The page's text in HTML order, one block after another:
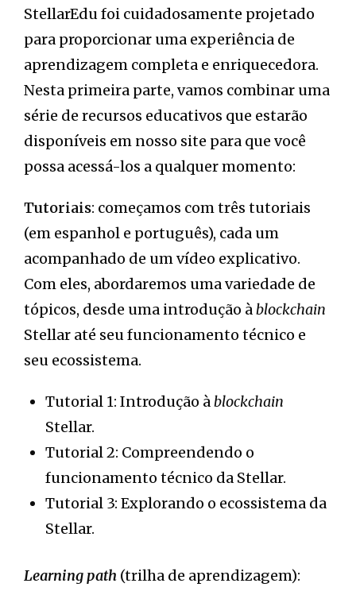
StellarEdu foi cuidadosamente projetado
para proporcionar uma experiência de
aprendizagem completa e enriquecedora.
Nesta primeira parte, vamos combinar uma
série de recursos educativos que estarão
disponíveis em nosso site para que você
possa acessá-los a qualquer momento:
Tutoriais: começamos com três tutoriais
(em espanhol e português), cada um
acompanhado de um vídeo explicativo.
Com eles, abordaremos uma variedade de
tópicos, desde uma introdução àblockchain
Stellar até seu funcionamento técnico e
seu ecossistema.
Tutorial 1: Introdução àblockchain
Stellar.
Tutorial 2: Compreendendo o
funcionamento técnico da Stellar.
Tutorial 3: Explorando o ecossistema da
Stellar.
Learning path (trilha de aprendizagem):